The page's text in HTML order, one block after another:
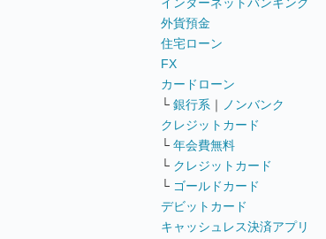
外貨預金
住宅ローン
FX
カードローン
└ 銀行系 ｜
ノンバンク
クレジットカード
└ 年会費無料
└ クレジットカード
└ ゴールドカード
デビットカード
キャッシュレス決済アプリ